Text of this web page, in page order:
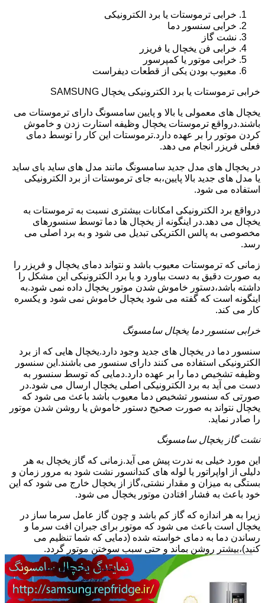
خرابی ترموستات یا برد الکترونیکی
خرابی سنسور دما
نشت گاز
خرابی فن یخچال یا فریزر
خرابی موتور یا کمپرسور
معیوب بودن یکی از قطعات دیفراست
خرابی ترموستات یا برد الکترونیکی یخچال SAMSUNG
یخچال های معمولی یا بالا و پایین سامسونگ دارای ترموستات می
باشند.درواقع ترموستات یخچال وظیفه استارت زدن و خاموش
کردن موتور را بر عهده دارد.ترموستات این کار را توسط دمای
فعلی فریزر انجام می دهد.
در یخچال های مدل جدید سامسونگ مانند مدل های ساید بای ساید
یا مدل های جدید بالا پایین،به جای ترموستات از برد الکترونیکی
استفاده می شود.
درواقع برد الکترونیکی امکانات بیشتری نسبت به ترموستات به
یخچال می دهد.در اینگونه از یخچال ها دما توسط سنسورهای
مخصوصی به پالس الکتریکی تبدیل می شود و به برد اصلی می
رسد.
زمانی که ترموستات معیوب باشد و نتواند دمای یخچال و فریزر را
به صورت دقیق به دست بیاورد و یا برد الکترونیکی این مشکل را
داشته باشد،دستور خاموش شدن موتور یخچال داده نمی شود.به
اینگونه است که گفته می شود یخچال خاموش نمی شود و یکسره
کار می کند.
خرابی سنسور دما یخچال سامسونگ
سنسور دما در یخچال های جدید وجود دارد.یخچال هایی که از برد
الکترونیکی استفاده می کنند دارای سنسور می باشند.این سنسور
وظیفه تشخیص دما را بر عهده دارد.دمایی که توسط سنسور به
دست می آید به برد الکترونیکی اصلی یخچال ارسال می شود.در
صورتی که سنسور تشخیص دما معیوب باشد باعث می شود که
یخچال نتواند به صورت صحیح دستور خاموش یا روشن شدن موتور
را صادر نماید.
نشت گاز یخچال سامسونگ
این مورد خیلی به ندرت پیش می آید.زمانی که گاز یخچال به هر
دلیلی از اواپراتور یا لوله های کندانسور نشت شود به مرور زمان و
بستگی به میزان و مقدار نشتی،گاز از یخچال خارج می شود که این
خود باعث به فشار افتادن موتور یخچال می شود.
زیرا به هر اندازه که گاز کم باشد و چون گاز عامل سرما ساز در
یخچال است باعث می شود که موتور برای جبران افت سرما و
رساندن دما به دمای خواسته شده (دمایی که شما تنظیم می
کنید)،بیشتر روشن بماند و حتی سبب سوختن موتور گردد.